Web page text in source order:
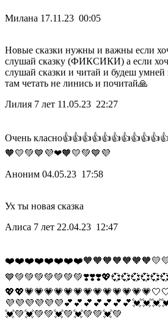
Милана 17.11.23 00:05
Новые сказки нужны и важны если
слушай сказку (ФИКСИКИ) а если
слушай сказки и читай и будеш умней
там четать не линись и почитай🙏
Лилия 7 лет 11.05.23 22:27
Очень
🧡💛💚💙💜❤🧡💛💚💙💜
Аноним 04.05.23 17:58
Ух ты новая сказка
Алиса 7 лет 22.04.23 12:47
💓💚💓💚💚💓💚💓💚💚💓💚